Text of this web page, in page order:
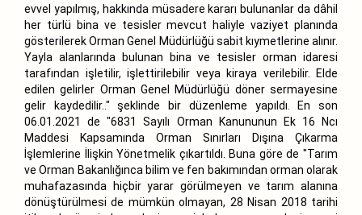
evvel yapılmış, hakkında müsadere kararı bulunanlar da dâhil
her türlü bina ve tesisler mevcut haliyle vaziyet planında
gösterilerek Orman Genel Müdürlüğü sabit kıymetlerine alınır.
Yayla alanlarında bulunan bina ve tesisler orman idaresi
tarafından işletilir, işlettirilebilir veya kiraya verilebilir. Elde
edilen gelirler Orman Genel Müdürlüğü döner sermayesine
gelir kaydedilir.." şeklinde bir düzenleme yapıldı. En son
06.01.2021 de "6831 Sayılı Orman Kanununun Ek 16 Ncı
Maddesi Kapsamında Orman Sınırları Dışına Çıkarma
İşlemlerine İlişkin Yönetmelik çıkartıldı. Buna göre de "Tarım
ve Orman Bakanlığınca bilim ve fen bakımından orman olarak
muhafazasında hiçbir yarar görülmeyen ve tarım alanına
dönüştürülmesi de mümkün olmayan, 28 Nisan 2018 tarihi